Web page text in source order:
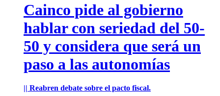
Cainco pide al gobierno
hablar con seriedad del 50-
50 y considera que será un
paso a las autonomías
|| Reabren debate sobre el pacto fiscal.